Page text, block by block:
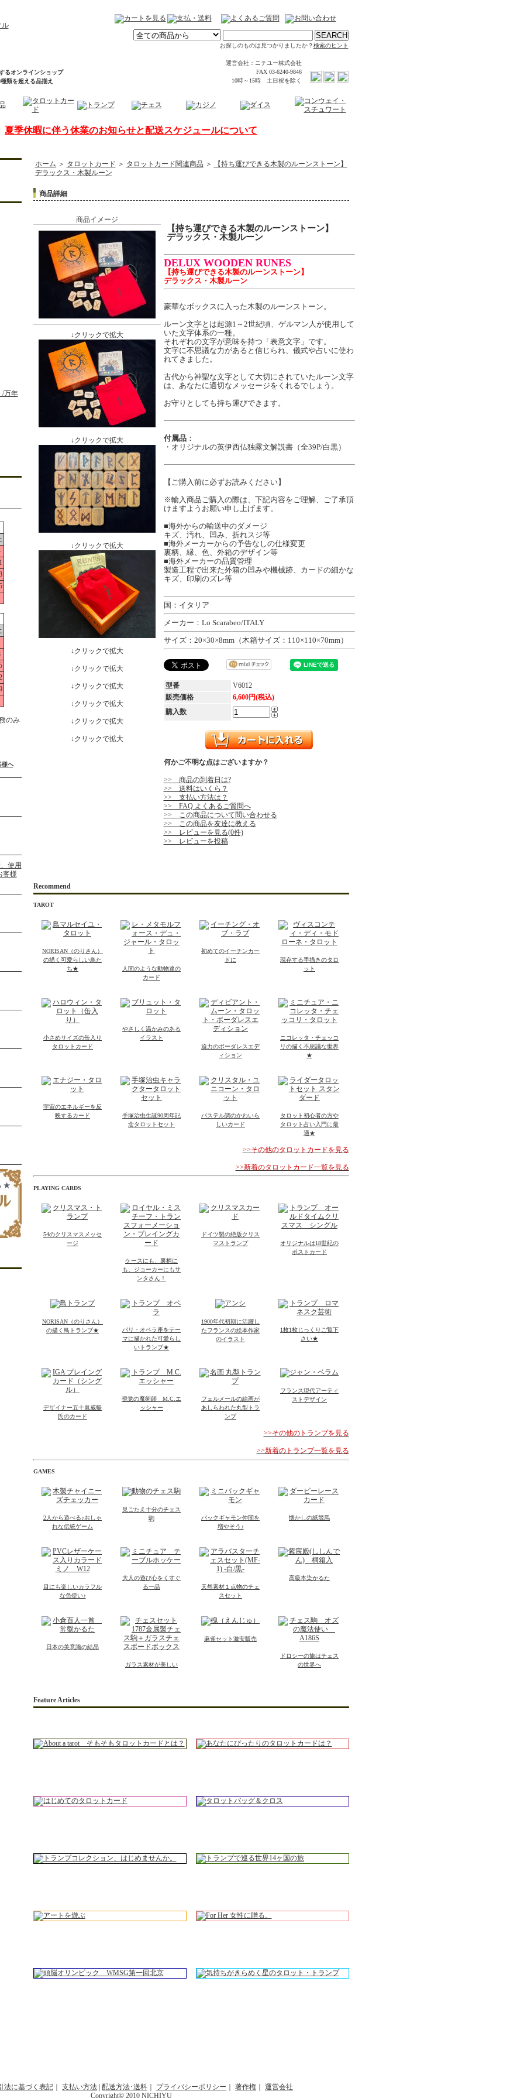
お探しのものは見つかりましたか？検索のヒント
運営会社：ニチユー株式会社
FAX 03-6240-9846
10時～15時 土日祝を除く
るオンラインショップ
類を超える品揃え
夏季休暇に伴う休業のお知らせと配送スケジュールについて
/万年
のみ
様へ
ホーム ＞ タロットカード ＞ タロットカード関連商品 ＞
【持ち運びできる木製のルーンストーン】
デラックス・木製ルーン
商品詳細
商品イメージ
↓クリックで拡大
↓クリックで拡大
↓クリックで拡大
↓クリックで拡大
↓クリックで拡大
↓クリックで拡大
↓クリックで拡大
↓クリックで拡大
↓クリックで拡大
【持ち運びできる木製のルーンストーン】
デラックス・木製ルーン
DELUX WOODEN RUNES
【持ち運びできる木製のルーンストーン】
デラックス・木製ルーン
豪華なボックスに入った木製のルーンストーン。
ルーン文字とは起源1～2世紀頃、ゲルマン人が使用して
いた文字体系の一種。
それぞれの文字が意味を持つ「表意文字」です。
文字に不思議な力があると信じられ、儀式や占いに使わ
れてきました。
古代から神聖な文字として大切にされていたルーン文字
は、あなたに適切なメッセージをくれるでしょう。
お守りとしても持ち運びできます。
付属品：
・オリジナルの英伊西仏独露文解説書（全39P/白黒）
【ご購入前に必ずお読みください】
※輸入商品ご購入の際は、下記内容をご理解、ご了承頂
けますようお願い申し上げます。
■海外からの輸送中のダメージ
キズ、汚れ、凹み、折れスジ等
■海外メーカーからの予告なしの仕様変更
裏柄、縁、色、外箱のデザイン等
■海外メーカーの品質管理
製造工程で出来た外箱の凹みや機械跡、カードの細かな
キズ、印刷のズレ等
国：イタリア
メーカー：Lo Scarabeo/ITALY
サイズ：20×30×8mm（木箱サイズ：110×110×70mm）
型番
V6012
販売価格
6,600円(税込)
購入数
何かご不明な点はございますか？
>> 商品の到着日は?
>> 送料はいくら？
>> 支払い方法は？
>> FAQ よくあるご質問へ
>> この商品について問い合わせる
>> この商品を友達に教える
>> レビューを見る(0件)
>> レビューを投稿
Recommend
TAROT
NORISAN（のりさん）
の描く可愛らしい鳥た
ち★
人間のような動物達の
カード
初めてのイーチンカー
ドに
現存する手描きのタロ
ット
小さめサイズの缶入り
タロットカード
やさしく温かみのある
イラスト
迫力のボーダレスエデ
ィション
ニコレッタ・チェッコ
リの描く不思議な世界
★
宇宙のエネルギーを反
映するカード
手塚治虫生誕90周年記
念タロットセット
パステル調のかわいら
しいカード
タロット初心者の方や
タロット占い入門に最
適★
>>その他のタロットカードを見る
>>新着のタロットカード一覧を見る
PLAYING CARDS
54のクリスマスメッセ
ージ
ケースにも、裏柄に
も、ジョーカーにもサ
ンタさん！
ドイツ製の絶版クリス
マストランプ
オリジナルは18世紀の
ポストカード
NORISAN（のりさん）
の描く鳥トランプ★
パリ・オペラ座をテー
マに描かれた可愛らし
いトランプ★
1900年代初期に活躍し
たフランスの絵本作家
のイラスト
1枚1枚じっくりご覧下
さい★
デザイナー五十嵐威暢
氏のカード
視覚の魔術師 M.C.エ
ッシャー
フェルメールの絵画が
あしらわれた丸型トラ
ンプ
フランス現代アーティ
ストデザイン
>>その他のトランプを見る
>>新着のトランプ一覧を見る
GAMES
2人から遊べる♪おしゃ
れな伝統ゲーム
見ごたえ十分のチェス
駒
バックギャモン仲間を
増やそう♪
懐かしの紙競馬
目にも楽しいカラフル
な色使い♪
大人の遊び心をくすぐ
る一品
天然素材１点物のチェ
スセット
高級本染かるた
日本の美意識の結晶
ガラス素材が美しい
麻雀セット激安販売
ドロシーの旅はチェス
の世界へ
Feature Articles
法に基づく表記 支払い方法 配送方法･送料 プライバシーポリシー 著作権
運営会社
Copyright© 2010 NICHIYU